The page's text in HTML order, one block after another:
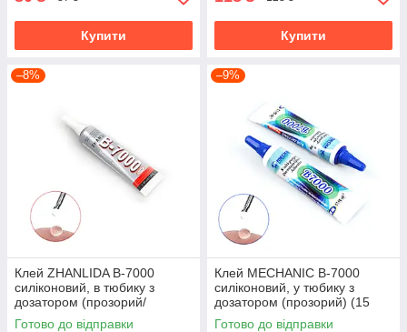
Купити Купити
–8%
Клей ZHANLIDA B-7000
силіконовий, в тюбику з
дозатором (прозорий/
середня в'язкість) (15 мл)
Готово до відправки
–9%
Клей MECHANIC B-7000
силіконовий, у тюбику з
дозатором (прозорий) (15
мл)
Готово до відправки